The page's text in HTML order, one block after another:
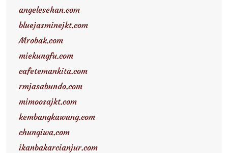
angelesehan.com
bluejasminejkt.com
Mrobak.com
miekungfu.com
cafetemankita.com
rmjasabundo.com
mimoosajkt.com
kembangkawung.com
chungiwa.com
ikanbakarcianjur.com